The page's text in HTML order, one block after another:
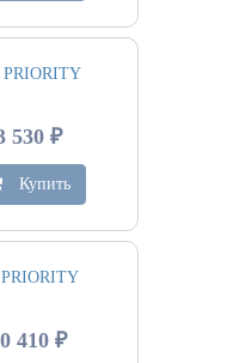
530 ₽
Купить
410 ₽